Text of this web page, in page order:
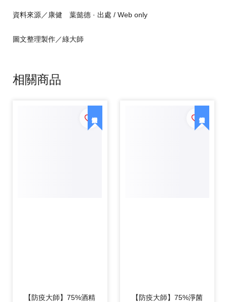
資料來源／康健 葉懿德 · 出處 / Web only
圖文整理製作／綠大師
相關商品
【防疫大師】75%酒精 【防疫大師】75%淨菌